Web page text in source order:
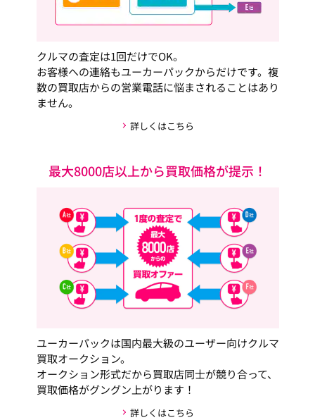
クルマの査定は1回だけでOK。
お客様への連絡もユーカーパックからだけです。複
数の買取店からの営業電話に悩まされることはあり
ません。
詳しくはこちら
最大8000店以上から買取価格が提示！
ユーカーパックは国内最大級のユーザー向けクルマ
買取オークション。
オークション形式だから買取店同士が競り合って、
買取価格がグングン上がります！
詳しくはこちら